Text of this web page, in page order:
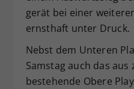
gerät bei einer
ernsthaft unter Druck.
Nebst dem Unteren
Samstag auch das aus
bestehende Obere